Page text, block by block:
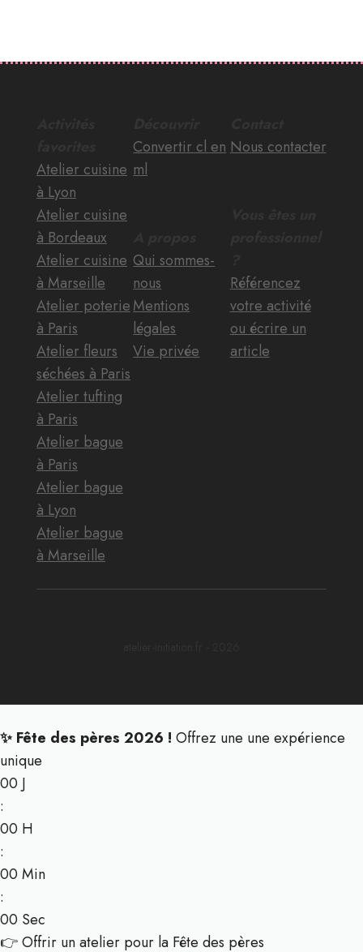
Atelier cuisine
à Lyon
Atelier cuisine
à Bordeaux
Atelier cuisine
à Marseille
Atelier poterie
à Paris
Atelier fleurs
séchées à Paris
Atelier tufting
à Paris
Atelier bague
à Paris
Atelier bague
à Lyon
Atelier bague
à Marseille
Convertir cl en
ml
Qui sommes-
nous
Mentions
légales
Vie privée
Nous contacter
Référencez
votre activité
ou écrire un
article
✨ Fête des pères 2026 ! Offrez une une expérience
unique
00 J
:
00 H
:
00 Min
:
00 Sec
👉 Offrir un atelier pour la Fête des pères